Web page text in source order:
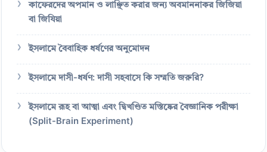
কাফেরদের অপমান ও লাঞ্ছিত করার জন্য অবমাননাকর জিজিয়া
বা জিযিয়া
ইসলামে বৈবাহিক ধর্ষণের অনুমোদন
ইসলামে দাসী-ধর্ষণ: দাসী সহবাসে কি সম্মতি জরুরি?
ইসলামে রূহ বা আত্মা এবং দ্বিখণ্ডিত মস্তিষ্কের বৈজ্ঞানিক পরীক্ষা
(Split-Brain Experiment)